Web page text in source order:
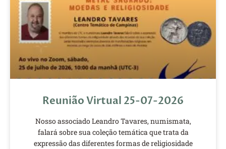
Reunião Virtual 25-07-2026
Nosso associado Leandro Tavares, numismata,
falará sobre sua coleção temática que trata da
expressão das diferentes formas de religiosidade